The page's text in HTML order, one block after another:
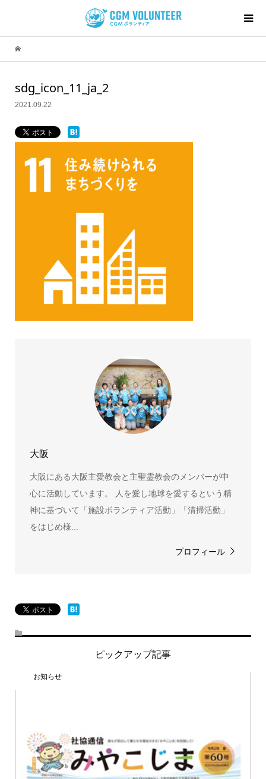
sdg_icon_11_ja_2
2021.09.22
大阪
大阪にある大阪主愛教会と主聖霊教会のメンバーが中
心に活動しています。 人を愛し地球を愛するという精
神に基づいて「施設ボランティア活動」「清掃活動」
をはじめ様...
プロフィール
ピックアップ記事
お知らせ